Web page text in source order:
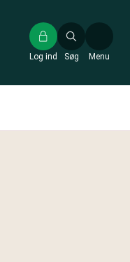
Søg
Log ind Menu